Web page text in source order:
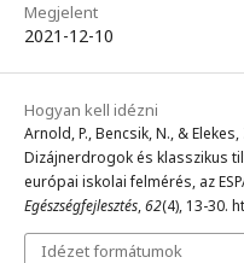
Megjelent
2021-12-10
Hogyan kell idézni
Arnold, P., Bencsik, N., &
Dizájnerdrogok és klasszikus
európai iskolai felmérés, az
Egészségfejlesztés,62(4), 13-30.
Idézet formátumok